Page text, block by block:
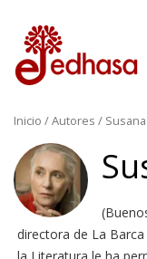
Inicio / Autores /
directora de La